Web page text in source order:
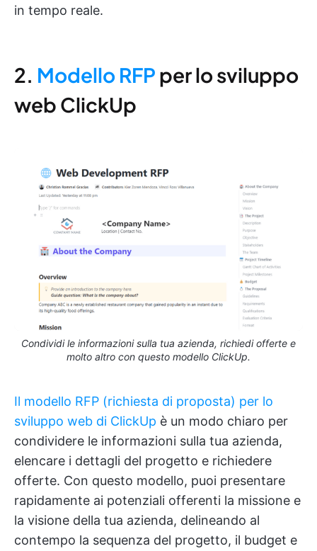
in tempo reale.
2. Modello RFP per lo sviluppo
web ClickUp
Condividi le informazioni sulla tua azienda, richiedi offerte e
molto altro con questo modello ClickUp.
Il modello RFP (richiesta di proposta) per lo
sviluppo web di ClickUp è un modo chiaro per
condividere le informazioni sulla tua azienda,
elencare i dettagli del progetto e richiedere
offerte. Con questo modello, puoi presentare
rapidamente ai potenziali offerenti la missione e
la visione della tua azienda, delineando al
contempo la sequenza del progetto, il budget e